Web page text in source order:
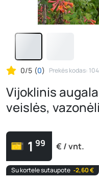
0/5 (0) Prekės kodas:
Vijoklinis
veislės,
1 99 € / vnt.
Su kortele sutaupote ‐2,60 €